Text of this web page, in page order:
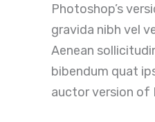
Photoshop’s
gravida nibh vel
Aenean
bibendum quat
auctor version of